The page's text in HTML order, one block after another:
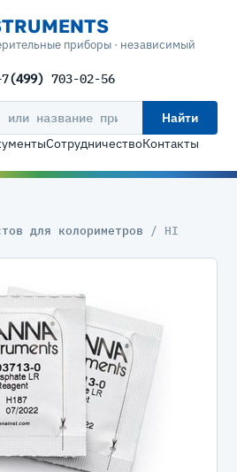
приборы · независимый
(499) 703-02-56
Найти
СотрудничествоКонтакты
для колориметров / HI